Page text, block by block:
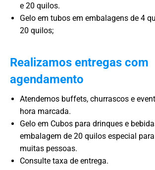
e 20 quilos.
Gelo em tubos em embalagens de 4
20 quilos;
Realizamos entregas com
agendamento
Atendemos buffets, churrascos e
hora marcada.
Gelo em Cubos para drinques e
embalagem de 20 quilos especial
muitas pessoas.
Consulte taxa de entrega.